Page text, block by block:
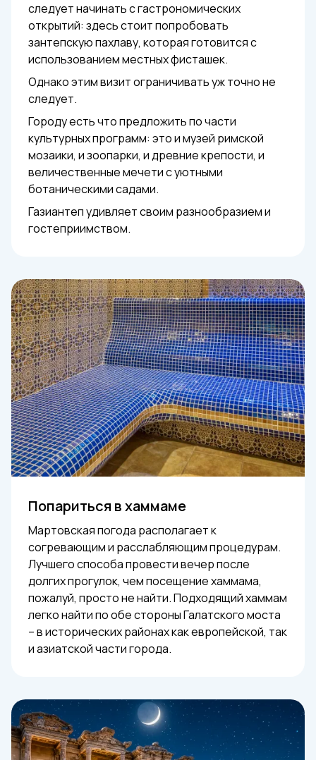
следует начинать с гастрономических
открытий: здесь стоит попробовать
зантепскую пахлаву, которая готовится с
использованием местных фисташек.
Однако этим визит ограничивать уж точно не
следует.
Городу есть что предложить по части
культурных программ: это и музей римской
мозаики, и зоопарки, и древние крепости, и
величественные мечети с уютными
ботаническими садами.
Газиантеп удивляет своим разнообразием и
гостеприимством.
Попариться в хаммаме
Мартовская погода располагает к
согревающим и расслабляющим процедурам.
Лучшего способа провести вечер после
долгих прогулок, чем посещение хаммама,
пожалуй, просто не найти. Подходящий хаммам
легко найти по обе стороны Галатского моста
– в исторических районах как европейской, так
и азиатской части города.